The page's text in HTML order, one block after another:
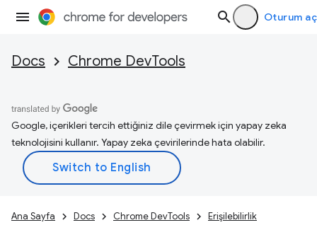
Oturum aç
Docs Chrome DevTools
Google, içerikleri tercih ettiğiniz dile çevirmek için yapay zeka
teknolojisini kullanır. Yapay zeka çevirilerinde hata olabilir.
Ana Sayfa Docs Chrome DevTools Erişilebilirlik